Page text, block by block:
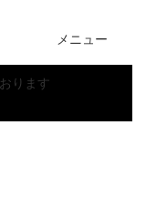
メニュー
ります